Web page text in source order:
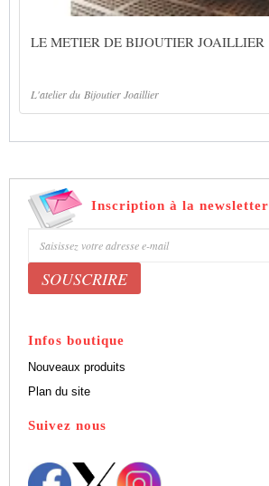
LE METIER DE BIJOUTIER JOAILLIER
L'atelier du Bijoutier Joaillier
Inscription à la newsletter
Infos boutique
Nouveaux produits
Plan du site
Suivez nous